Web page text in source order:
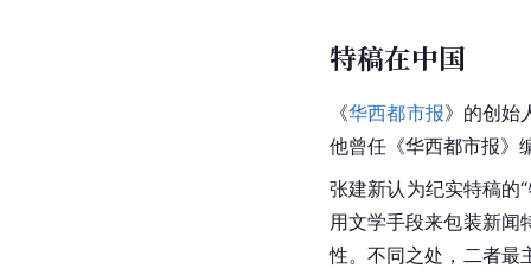
特稿在中国
《华西都市报》的创始
他曾任《华西都市报》
张建新认为纪实特稿的
用文学手段来包装新闻
性。不同之处，二者最